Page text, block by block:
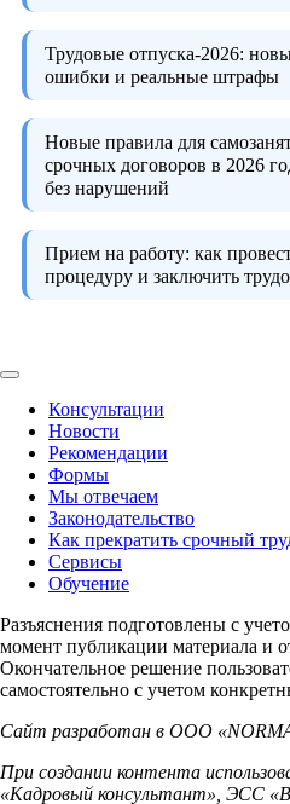
Трудовые отпуска-2026:
ошибки и реальные штрафы
Новые правила для
срочных договоров в 2026
без нарушений
Прием на работу: как
процедуру и заключить
Консультации
Новости
Рекомендации
Формы
Мы отвечаем
Законодательство
Как прекратить срочный
Сервисы
Обучение
Разъяснения подготовлены с
момент публикации материала и
Окончательное решение
самостоятельно с учетом
Сайт разработан в ООО
При создании контента
«Кадровый консультант», ЭСС